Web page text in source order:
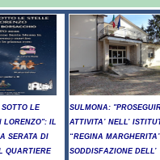
LE
LORENZO": IL
SERATA DI
QUARTIERE
SULMONA:
ATTIVITA’ NELL’
“REGINA
SODDISFAZIONE DELL’